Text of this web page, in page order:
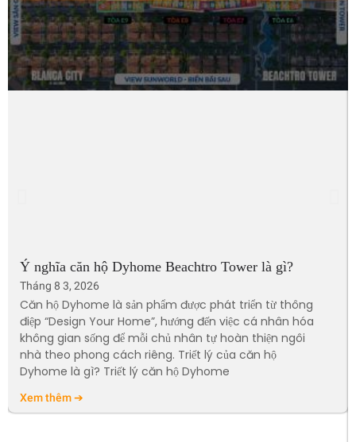
Ý nghĩa căn hộ Dyhome Beachtro Tower là gì?
Tháng 8 3, 2026
Căn hộ Dyhome là sản phẩm được phát triển từ thông
điệp “Design Your Home”, hướng đến việc cá nhân hóa
không gian sống để mỗi chủ nhân tự hoàn thiện ngôi
nhà theo phong cách riêng. Triết lý của căn hộ
Dyhome là gì? Triết lý căn hộ Dyhome
Xem thêm ➔